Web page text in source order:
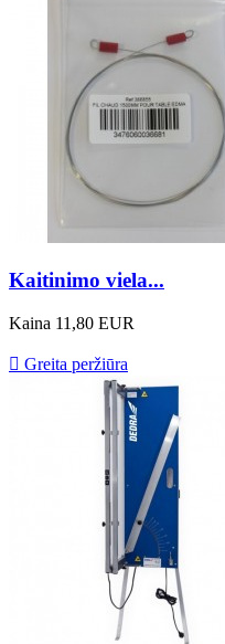
Kaitinimo viela...
Kaina 11,80 EUR
 Greita peržiūra